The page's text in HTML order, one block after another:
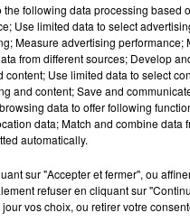
the following data processing based
Use limited data to select
Measure advertising
from different sources; Develop
Use limited data to select
and content; Save and
data to offer following
data; Match and combine
automatically.
sur "Accepter et fermer", ou
refuser en cliquant sur
vos choix, ou retirer votre